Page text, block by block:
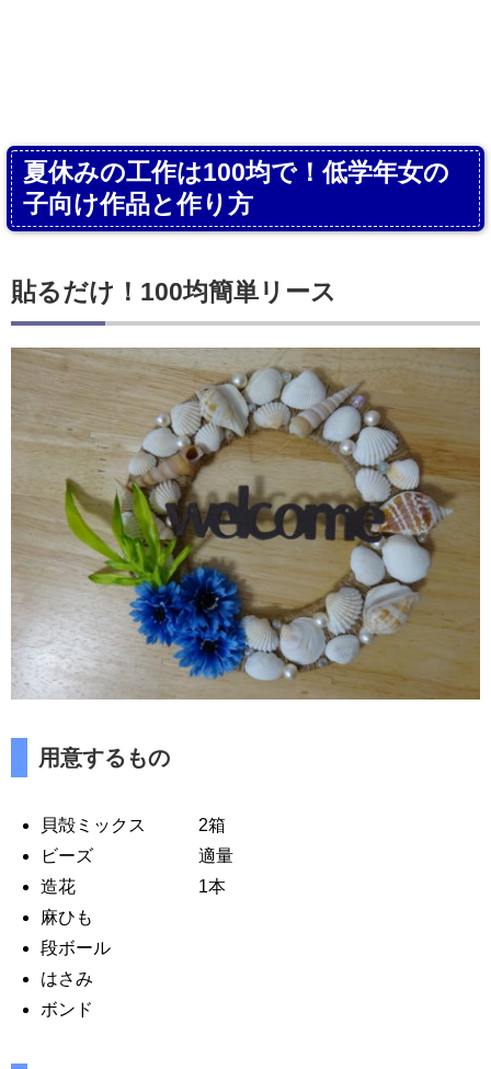
夏休みの工作は100均で！低学年女の
子向け作品と作り方
貼るだけ！100均簡単リース
用意するもの
貝殻ミックス 2箱
ビーズ 適量
造花 1本
麻ひも
段ボール
はさみ
ボンド